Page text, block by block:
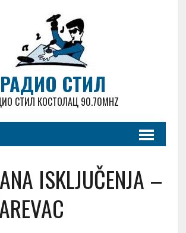
РАДИО СТИЛ
СТИЛ КОСТОЛАЦ 90.70MHZ
ISKLJUČENJA –